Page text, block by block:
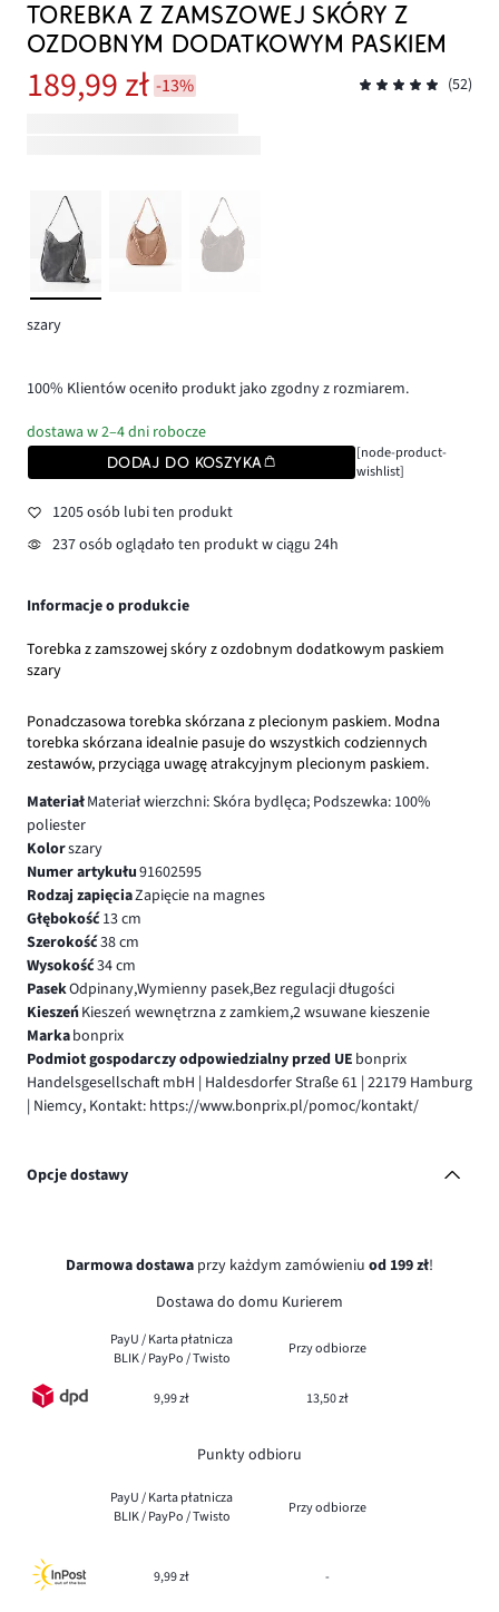
TOREBKA Z ZAMSZOWEJ SKÓRY Z
OZDOBNYM DODATKOWYM PASKIEM
189,99 zł -13% (52)
szary
100% Klientów oceniło produkt jako zgodny z rozmiarem.
dostawa w 2–4 dni robocze
DODAJ DO KOSZYKA
[node-product-
wishlist]
1205 osób lubi ten produkt
237 osób oglądało ten produkt w ciągu 24h
Informacje o produkcie
Torebka z zamszowej skóry z ozdobnym dodatkowym paskiem
szary
Ponadczasowa torebka skórzana z plecionym paskiem. Modna
torebka skórzana idealnie pasuje do wszystkich codziennych
zestawów, przyciąga uwagę atrakcyjnym plecionym paskiem.
MateriałMateriał wierzchni: Skóra bydlęca; Podszewka: 100%
poliester
Kolorszary
Numer artykułu91602595
Rodzaj zapięciaZapięcie na magnes
Głębokość13 cm
Szerokość38 cm
Wysokość34 cm
PasekOdpinany,Wymienny pasek,Bez regulacji długości
KieszeńKieszeń wewnętrzna z zamkiem,2 wsuwane kieszenie
Markabonprix
Podmiot gospodarczy odpowiedzialny przed UE bonprix
Handelsgesellschaft mbH | Haldesdorfer Straße 61 | 22179 Hamburg
| Niemcy, Kontakt: https://www.bonprix.pl/pomoc/kontakt/
Opcje dostawy
Darmowa dostawa przy każdym zamówieniu od 199 zł!
Dostawa do domu Kurierem
PayU / Karta płatnicza
BLIK / PayPo / Twisto
Przy odbiorze
9,99 zł 13,50 zł
Punkty odbioru
PayU / Karta płatnicza
BLIK / PayPo / Twisto
Przy odbiorze
9,99 zł -